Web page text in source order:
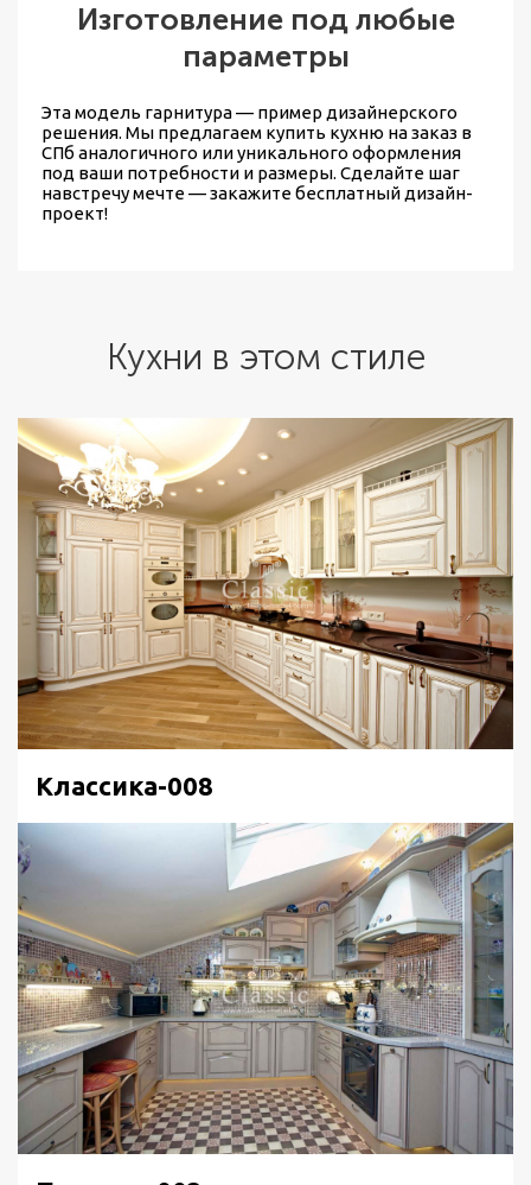
Изготовление под любые
параметры
Эта модель гарнитура — пример дизайнерского
решения. Мы предлагаем купить кухню на заказ в
СПб аналогичного или уникального оформления
под ваши потребности и размеры. Сделайте шаг
навстречу мечте — закажите бесплатный дизайн-
проект!
Кухни в этом стиле
Классика-008